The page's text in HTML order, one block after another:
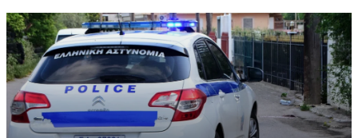
το συμβάν διενεργεί το Αστυνομικό Τμήμα Εξαρχείων.